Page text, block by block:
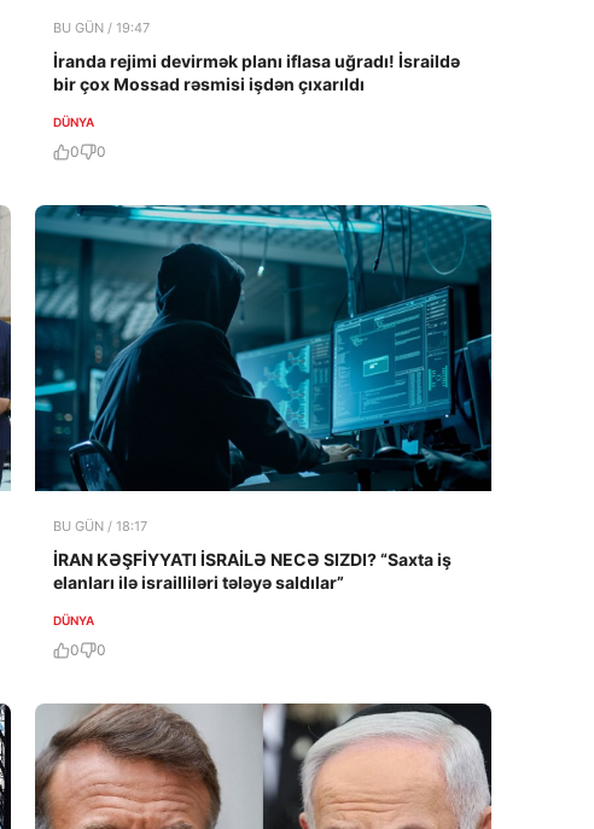
BU GÜN / 19:47
İranda rejimi devirmək planı iflasa uğradı! İsraildə
bir çox Mossad rəsmisi işdən çıxarıldı
DÜNYA
0 0
BU GÜN / 18:17
İRAN KƏŞFİYYATI İSRAİLƏ NECƏ SIZDI? “Saxta iş
elanları ilə israilliləri tələyə saldılar”
DÜNYA
0 0